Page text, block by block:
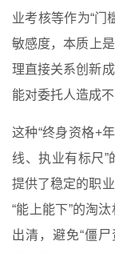
业考核等作为“门
敏感度，本质上
理直接关系创新
能对委托人造成不
这种“终身资格+
线、执业有标尺
提供了稳定的职
“能上能下”的淘
出清，避免“僵